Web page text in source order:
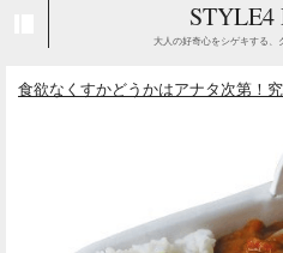
STYLE4
大人の好奇心をシゲキする、
食欲なくすかどうかはアナタ次第！